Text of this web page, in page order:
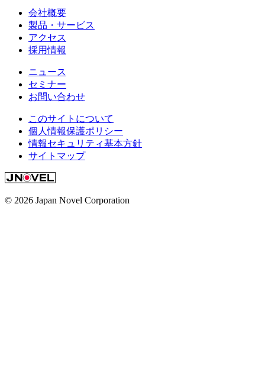
会社概要
製品・サービス
アクセス
採用情報
ニュース
セミナー
お問い合わせ
このサイトについて
個人情報保護ポリシー
情報セキュリティ基本方針
サイトマップ
© 2026 Japan Novel Corporation